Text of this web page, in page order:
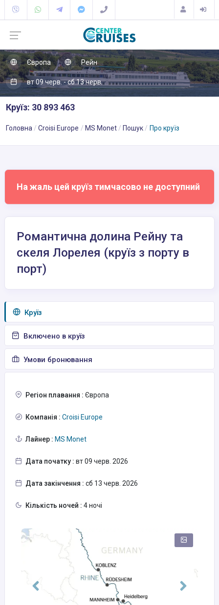
Європа Рейн
вт 09 черв. - сб 13 черв.
Круїз: 30 893 463
Головна Croisi Europe MS Monet Пошук Про круїз
На жаль цей круїз тимчасово не доступний
Романтична долина Рейну та
скеля Лорелея (круїз з порту в
порт)
Круїз
Включено в круїз
Умови бронювання
Регіон плавання : Європа
Компанія : Croisi Europe
Лайнер : MS Monet
Дата початку : вт 09 черв. 2026
Дата закінчення : сб 13 черв. 2026
Кількість ночей : 4 ночі